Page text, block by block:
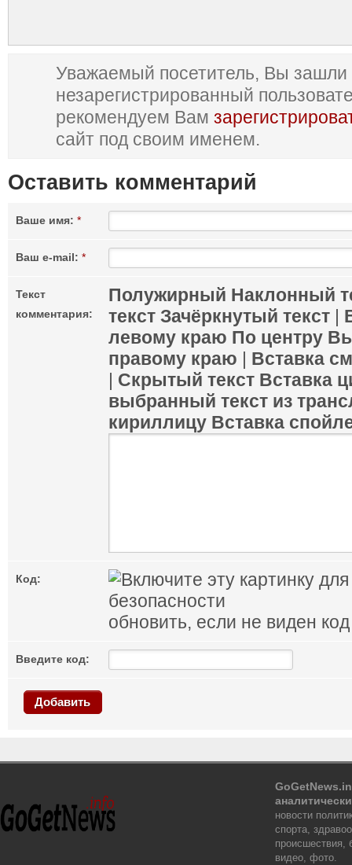
Уважаемый посетитель, Вы зашли
незарегистрированный
рекомендуем Вам
сайт под своим именем.
Оставить комментарий
Ваше имя: *
Ваш e-mail: *
Текст
комментария:
Полужирный Наклонный
текст Зачёркнутый текст |
левому краю По центру
правому краю | Вставка
| Скрытый текст Вставка
выбранный текст из
кириллицу Вставка
Код:
обновить, если не виден код
Введите код:
Добавить
новости
спорта,
происшествия,
видео, фото.